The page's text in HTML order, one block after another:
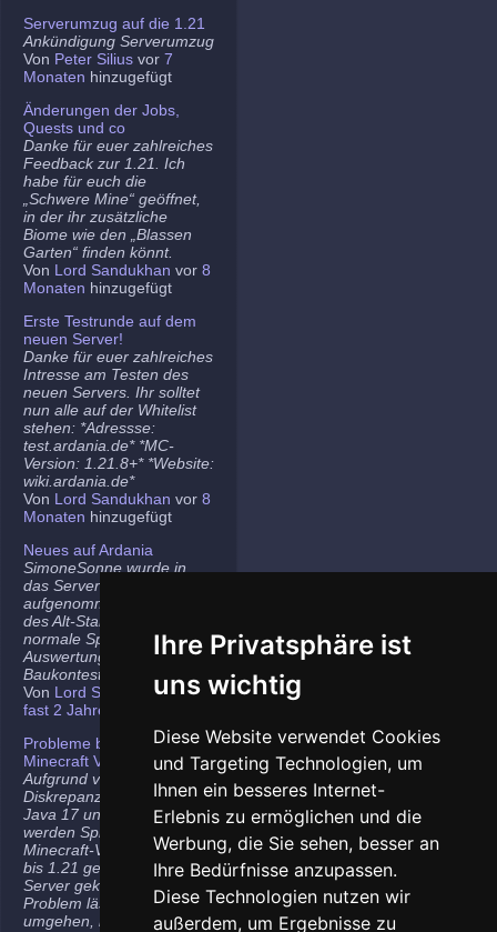
Ihre Privatsphäre ist
uns wichtig
Diese Website verwendet Cookies
und Targeting Technologien, um
Ihnen ein besseres Internet-
Erlebnis zu ermöglichen und die
Werbung, die Sie sehen, besser an
Ihre Bedürfnisse anzupassen.
Diese Technologien nutzen wir
außerdem, um Ergebnisse zu
Serverumzug auf die 1.21
Ankündigung Serverumzug
Von Peter Silius vor 7
Monaten hinzugefügt
Änderungen der Jobs,
Quests und co
Danke für euer zahlreiches
Feedback zur 1.21. Ich
habe für euch die
„Schwere Mine“ geöffnet,
in der ihr zusätzliche
Biome wie den „Blassen
Garten“ finden könnt.
Von Lord Sandukhan vor 8
Monaten hinzugefügt
Erste Testrunde auf dem
neuen Server!
Danke für euer zahlreiches
Intresse am Testen des
neuen Servers. Ihr solltet
nun alle auf der Whitelist
stehen: *Adressse:
test.ardania.de* *MC-
Version: 1.21.8+* *Website:
wiki.ardania.de*
Von Lord Sandukhan vor 8
Monaten hinzugefügt
Neues auf Ardania
SimoneSonne wurde in
das Server-Team
aufgenommen, Freigabe
des Alt-Stammi Ranges für
normale Spieler,
Auswertung des letzten
Baukontest.
Von Lord Sandukhanvor
fast 2 Jahren
Probleme bei neueren
Minecraft Versionen
Aufgrund von
Diskrepanzen zwischen
Java 17 und Java 21
werden Spieler auf den
Minecraft-Versionen 1.20.5
bis 1.21 gelegentlich vom
Server gekickt. Das
Problem lässt sich
umgehen, indem ihr die